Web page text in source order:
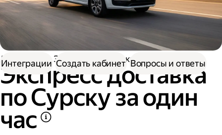
Доставка Экспресс-доставка по Сурску
Экспресс доставка
по Сурску за один
час
Интеграции Создать кабинет Вопросы и ответы